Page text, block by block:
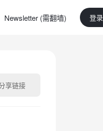
Newsletter (需翻墙) 登
享链接